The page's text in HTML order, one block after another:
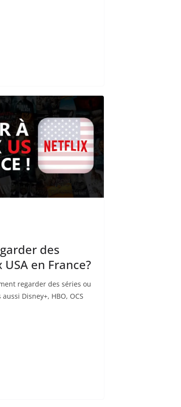
des
en France?
regarder des séries ou
Disney+, HBO, OCS